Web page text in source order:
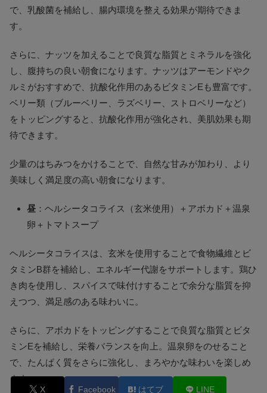
で、乳酸菌を補給し、腸内環境を整える効果が期待できま
す。
さらに、ナッツを加えることで良質な脂質とミネラルを強化
し、腹持ちの良い朝食になります。ナッツはアーモンドやク
ルミがおすすめで、抗酸化作用のあるビタミンEも豊富です。
ベリー類（ブルーベリー、ラズベリー、ストロベリーなど）
をトッピングすると、抗酸化作用が強化され、美肌効果も期
待できます。
少量のはちみつをかけることで、自然な甘みが加わり、より
美味しく満足度の高い朝食になります。
昼 ：ヘルシータコライス（玄米使用）＋アボカド＋温泉
卵＋トマトスープ
ヘルシータコライスは、玄米を使用することで食物繊維とビ
タミンB群を補給し、エネルギー代謝をサポートします。鶏ひ
き肉を使用し、スパイスで味付けすることで余分な脂質を抑
えつつ、満足感のある味わいに。
さらに、アボカドをトッピングすることで良質な脂質とビタ
ミンEを補給し、栄養バランスを向上。温泉卵をのせること
で、たんぱく質をさらに強化し、まろやかな味わいを楽しめ
ます。
X Facebook はてブ LINE